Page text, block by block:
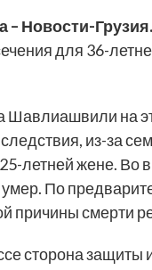
– Новости-Грузия.
для 36-
на
из-за
летней жене.
умер. По
причины смерти
сторона защиты